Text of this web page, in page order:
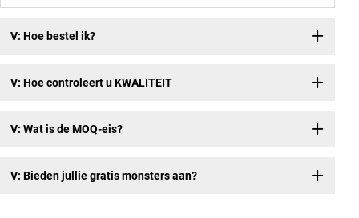
V: Hoe bestel ik?
V: Hoe controleert u KWALITEIT
V: Wat is de MOQ-eis?
V: Bieden jullie gratis monsters aan?